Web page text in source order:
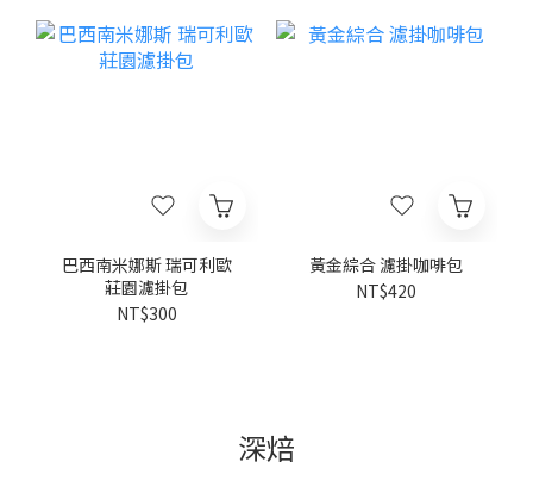
巴西南米娜斯 瑞可利歐
莊園濾掛包
NT$300
黃金綜合 濾掛咖啡包
NT$420
深焙